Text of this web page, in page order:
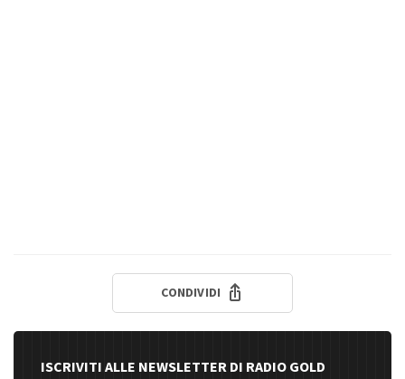
CONDIVIDI
ISCRIVITI ALLE NEWSLETTER DI RADIO GOLD